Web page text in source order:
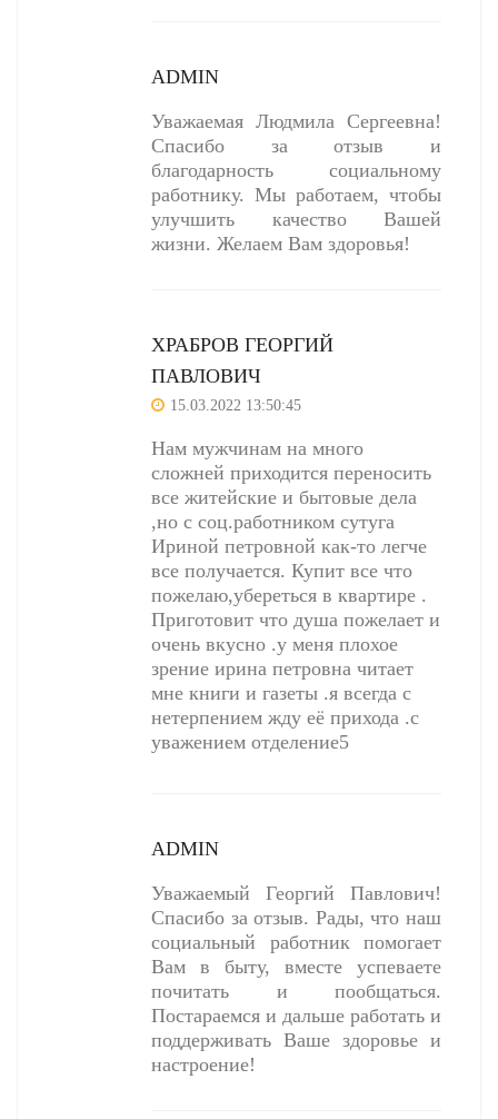
ADMIN
Уважаемая Людмила Сергеевна!
Спасибо за отзыв и
благодарность социальному
работнику. Мы работаем, чтобы
улучшить качество Вашей
жизни. Желаем Вам здоровья!
ХРАБРОВ ГЕОРГИЙ
ПАВЛОВИЧ
15.03.2022 13:50:45
Нам мужчинам на много
сложней приходится переносить
все житейские и бытовые дела
,но с соц.работником сутуга
Ириной петровной как-то легче
все получается. Купит все что
пожелаю,убереться в квартире .
Приготовит что душа пожелает и
очень вкусно .у меня плохое
зрение ирина петровна читает
мне книги и газеты .я всегда с
нетерпением жду её прихода .с
уважением отделение5
ADMIN
Уважаемый Георгий Павлович!
Спасибо за отзыв. Рады, что наш
социальный работник помогает
Вам в быту, вместе успеваете
почитать и пообщаться.
Постараемся и дальше работать и
поддерживать Ваше здоровье и
настроение!